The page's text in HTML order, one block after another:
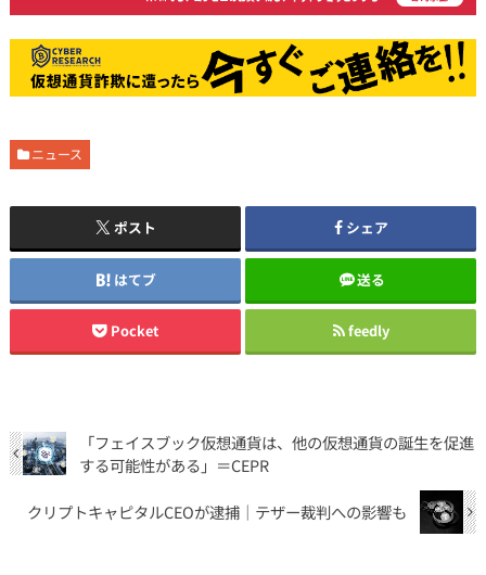
ニュース
ポスト シェア
はてブ 送る
Pocket feedly
「フェイスブック仮想通貨は、他の仮想通貨の誕生を促進
する可能性がある」＝CEPR
クリプトキャピタルCEOが逮捕｜テザー裁判への影響も